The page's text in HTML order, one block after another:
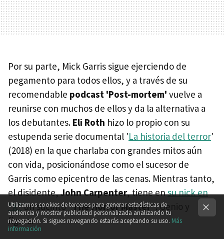
Por su parte, Mick Garris sigue ejerciendo de
pegamento para todos ellos, y a través de su
recomendable podcast 'Post-mortem' vuelve a
reunirse con muchos de ellos y da la alternativa a
los debutantes. Eli Roth hizo lo propio con su
estupenda serie documental 'La historia del terror'
(2018) en la que charlaba con grandes mitos aún
con vida, posicionándose como el sucesor de
Garris como epicentro de las cenas. Mientras tanto,
el disidente,JohnCarpenter, tiene ensu nick en
"X"un sucinto "The Horror Master". Genio y
figura.
Utilizamos cookies de terceros para generar estadísticas de
audiencia y mostrar publicidad personalizada analizando tu
navegación. Si sigues navegando estarás aceptando su uso. Más
información